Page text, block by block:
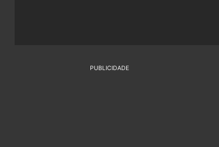
PUBLICIDADE